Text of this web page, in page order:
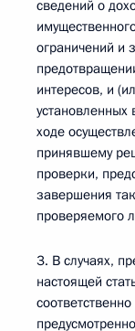
сведений о
ограничений и
интересов, и
установленных
ходе
принявшему
проверки,
завершения
проверяемого
3. В случаях,
настоящей